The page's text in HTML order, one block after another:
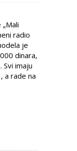
radio
je
dinara,
Svi imaju
a rade na